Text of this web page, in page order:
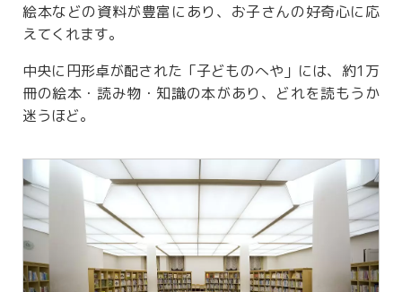
絵本などの資料が豊富にあり、お子さんの好奇心に応
えてくれます。
中央に円形卓が配された「子どものへや」には、約1万
冊の絵本・読み物・知識の本があり、どれを読もうか
迷うほど。